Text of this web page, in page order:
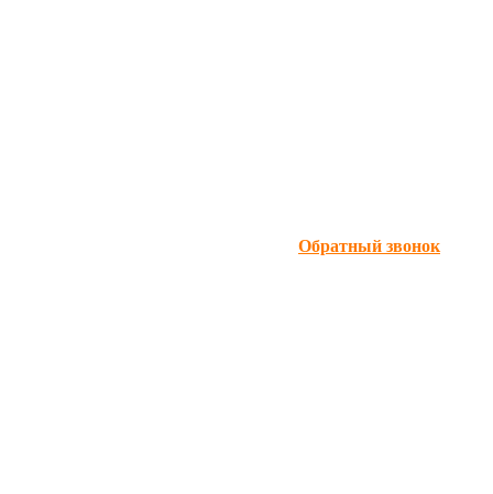
Обратный звонок